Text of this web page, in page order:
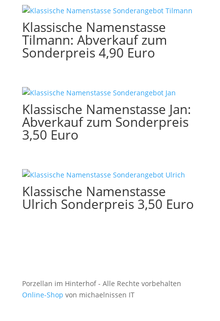
Klassische Namenstasse
Tilmann: Abverkauf zum
Sonderpreis 4,90 Euro
Klassische Namenstasse Jan:
Abverkauf zum Sonderpreis
3,50 Euro
Klassische Namenstasse
Ulrich Sonderpreis 3,50 Euro
Porzellan im Hinterhof - Alle Rechte vorbehalten
Online-Shop von michaelnissen IT